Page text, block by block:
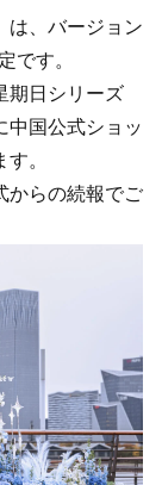
は、バージョン
です。
期日シリーズ
中国公式ショッ
。
からの続報でご